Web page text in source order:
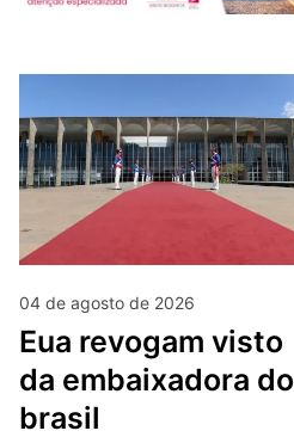
04 de agosto de 2026
eua revogam visto
da embaixadora do
brasil